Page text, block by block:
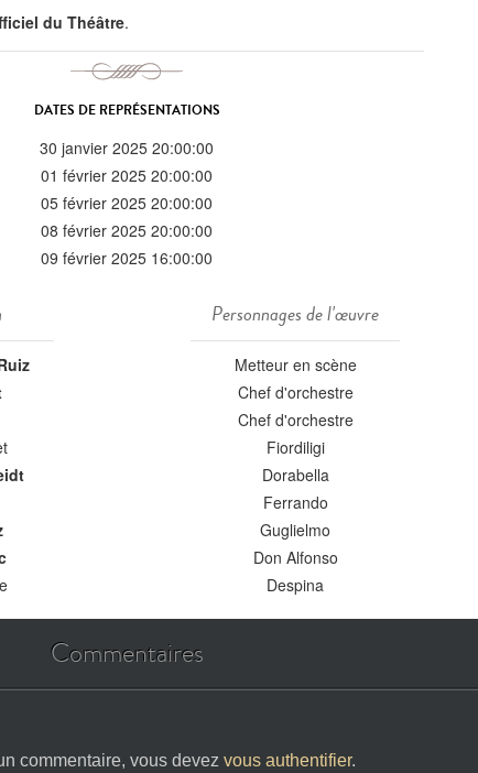
du Théâtre.
DATES DE REPRÉSENTATIONS
30 janvier 2025 20:00:00
01 février 2025 20:00:00
05 février 2025 20:00:00
08 février 2025 20:00:00
09 février 2025 16:00:00
Personnages de l'œuvre
Metteur en scène
Chef d'orchestre
Chef d'orchestre
Fiordiligi
Dorabella
Ferrando
Guglielmo
Don Alfonso
Despina
Commentaires
commentaire, vous devez vous authentifier.